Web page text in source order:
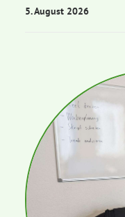
Sylvia Rietenberg,
Josefine Paul, MdL
Robin Korte, MdL
5. August 2026